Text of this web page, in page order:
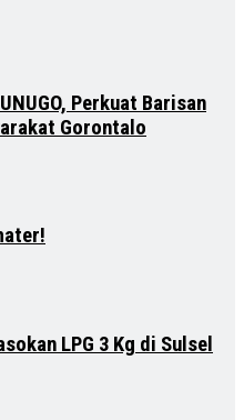
Perkuat Barisan
Gorontalo
LPG 3 Kg di Sulsel